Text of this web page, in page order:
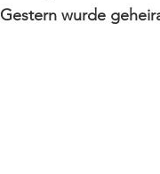
Gestern wurde